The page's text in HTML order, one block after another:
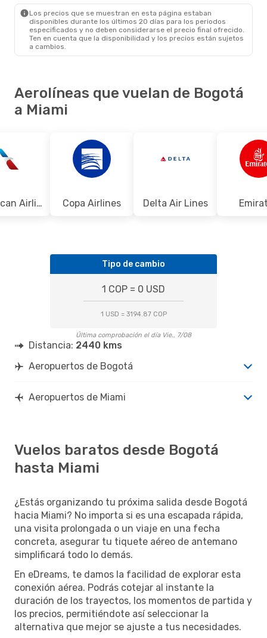
Los precios que se muestran en esta página estaban
disponibles durante los últimos 20 días para los periodos
especificados y no deben considerarse el precio final ofrecido.
Ten en cuenta que la disponibilidad y los precios están sujetos
a cambios.
Aerolíneas que vuelan de Bogotá
a Miami
American Airlines Copa Airlines Delta Air Lines
Tipo de cambio
1 COP = 0 USD
1 USD = 3194.87 COP
Última comprobación el día Vie., 7/08
Distancia: 2440 kms
Aeropuertos de Bogotá
Aeropuertos de Miami
Vuelos baratos desde Bogotá
hasta Miami
¿Estás organizando tu próxima salida desde Bogotá
hacia Miami? No importa si es una escapada rápida,
una visita prolongada o un viaje en una fecha
concreta, asegurar tu tiquete aéreo de antemano
simplificará todo lo demás.
En eDreams, te damos la facilidad de explorar esta
conexión aérea. Podrás cotejar al instante la
duración de los trayectos, los momentos de partida y
los precios, permitiéndote así seleccionar la
alternativa que mejor se ajuste a tus necesidades.